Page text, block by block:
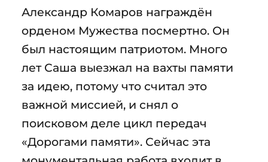
Александр Комаров награждён
орденом Мужества посмертно. Он
был настоящим патриотом. Много
лет Саша выезжал на вахты памяти
за идею, потому что считал это
важной миссией, и снял о
поисковом деле цикл передач
«Дорогами памяти». Сейчас эта